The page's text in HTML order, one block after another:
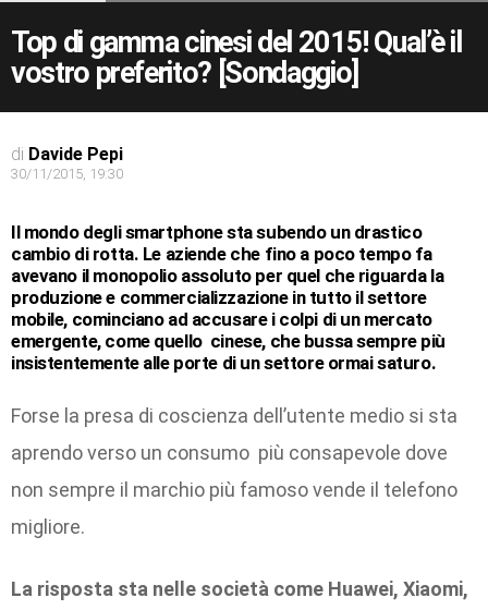
Top di gamma cinesi del 2015! Qual’è il
vostro preferito? [Sondaggio]
di Davide Pepi
30/11/2015, 19:30
Il mondo degli smartphone sta subendo un drastico
cambio di rotta. Le aziende che fino a poco tempo fa
avevano il monopolio assoluto per quel che riguarda la
produzione e commercializzazione in tutto il settore
mobile, cominciano ad accusare i colpi di un mercato
emergente, come quello cinese, che bussa sempre più
insistentemente alle porte di un settore ormai saturo.
Forse la presa di coscienza dell’utente medio si sta
aprendo verso un consumo più consapevole dove
non sempre il marchio più famoso vende il telefono
migliore.
La risposta sta nelle società come Huawei, Xiaomi,